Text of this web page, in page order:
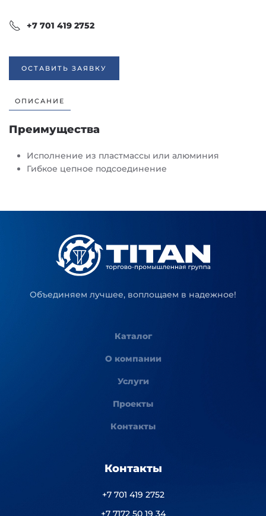
+7 701 419 2752
ОСТАВИТЬ ЗАЯВКУ
ОПИСАНИЕ
Преимущества
Исполнение из пластмассы или алюминия
Гибкое цепное подсоединение
Объединяем лучшее, воплощаем в надежное!
Каталог
О компании
Услуги
Проекты
Контакты
Контакты
+7 701 419 2752
+7 7172 50 19 34